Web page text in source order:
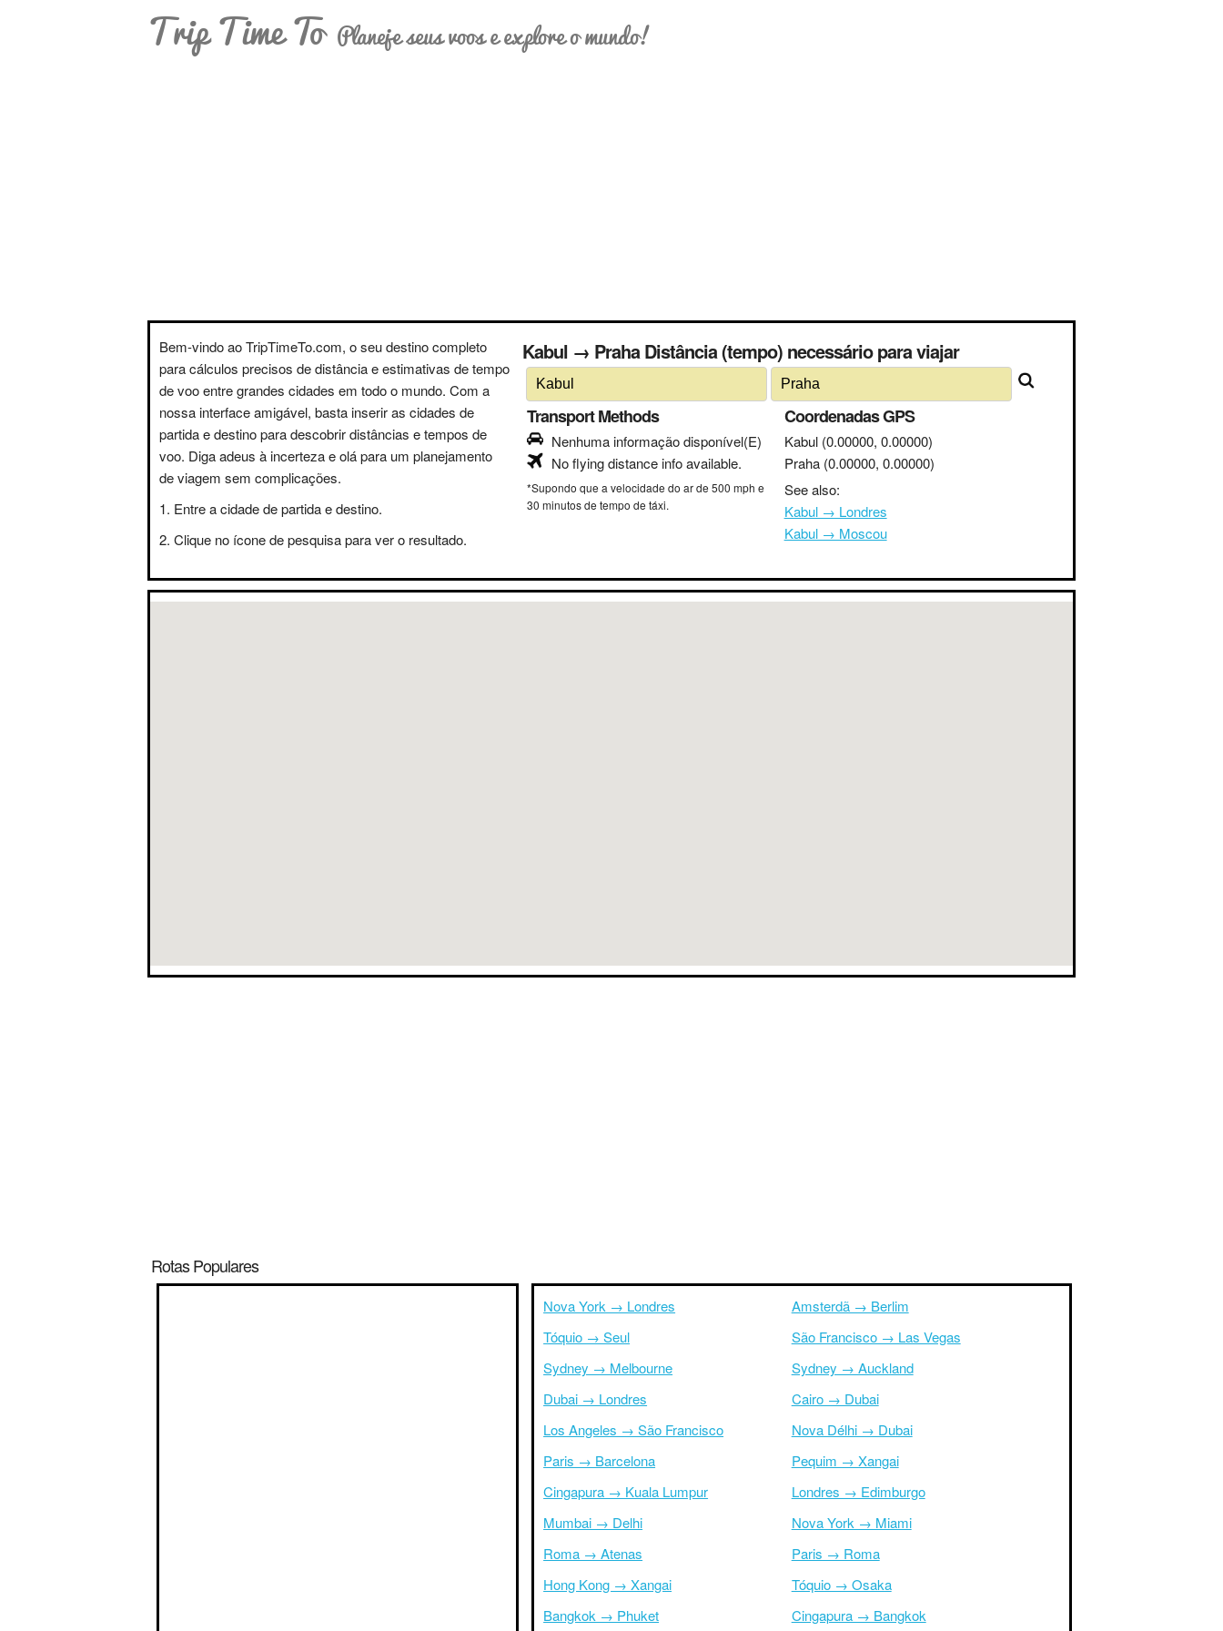
Trip Time To Planeje seus voos e explore o mundo!
Bem-vindo ao TripTimeTo.com, o seu destino completo
para cálculos precisos de distância e estimativas de tempo
de voo entre grandes cidades em todo o mundo. Com a
nossa interface amigável, basta inserir as cidades de
partida e destino para descobrir distâncias e tempos de
voo. Diga adeus à incerteza e olá para um planejamento
de viagem sem complicações.
Entre a cidade de partida e destino.
Clique no ícone de pesquisa para ver o resultado.
Kabul → Praha Distância (tempo) necessário para viajar
Transport Methods
Nenhuma informação disponível(E)
No flying distance info available.
*Supondo que a velocidade do ar de 500 mph e
30 minutos de tempo de táxi.
Coordenadas GPS
Kabul (0.00000, 0.00000)
Praha (0.00000, 0.00000)
See also:
Kabul → Londres
Kabul → Moscou
Rotas Populares
Nova York → Londres
Tóquio → Seul
Sydney → Melbourne
Dubai → Londres
Los Angeles → São Francisco
Paris → Barcelona
Cingapura → Kuala Lumpur
Mumbai → Delhi
Roma → Atenas
Hong Kong → Xangai
Bangkok → Phuket
Amsterdã → Berlim
São Francisco → Las Vegas
Sydney → Auckland
Cairo → Dubai
Nova Délhi → Dubai
Pequim → Xangai
Londres → Edimburgo
Nova York → Miami
Paris → Roma
Tóquio → Osaka
Cingapura → Bangkok